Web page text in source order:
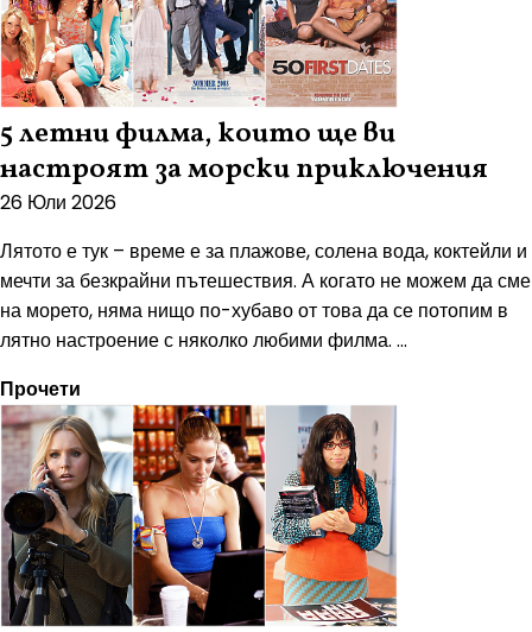
5 летни филма, които ще ви
настроят за морски приключения
26 Юли 2026
Лятото е тук – време е за плажове, солена вода, коктейли и
мечти за безкрайни пътешествия. А когато не можем да сме
на морето, няма нищо по-хубаво от това да се потопим в
лятно настроение с няколко любими филма. ...
Прочети